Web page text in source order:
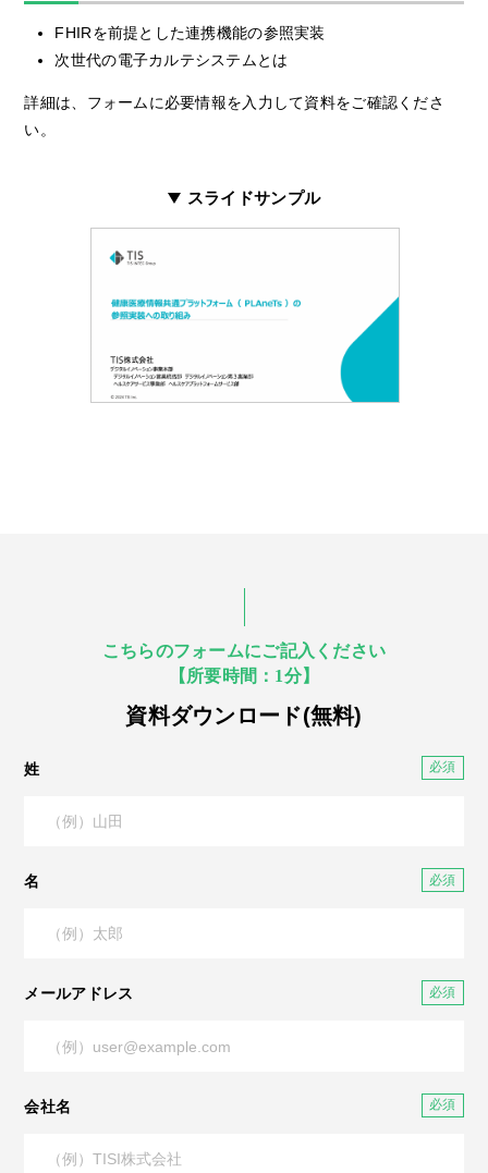
FHIRを前提とした連携機能の参照実装
次世代の電子カルテシステムとは
詳細は、フォームに必要情報を入力して資料をご確認くださ
い。
スライドサンプル
こちらのフォームにご記入ください
【所要時間：1分】
資料ダウンロード(無料)
姓
名
メールアドレス
会社名